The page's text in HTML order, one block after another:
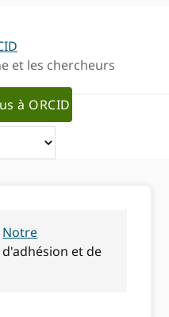
et les chercheurs
à ORCID
Notre
et de